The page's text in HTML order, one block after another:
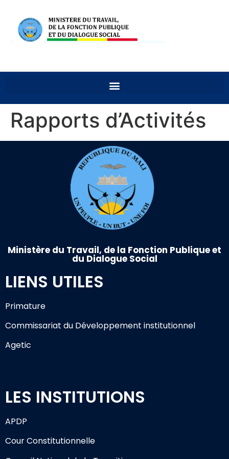
Rapports d’Activités
Ministère du Travail, de la Fonction Publique et
du Dialogue Social
LIENS UTILES
Primature
Commissariat du Développement institutionnel
Agetic
LES INSTITUTIONS
APDP
Cour Constitutionnelle